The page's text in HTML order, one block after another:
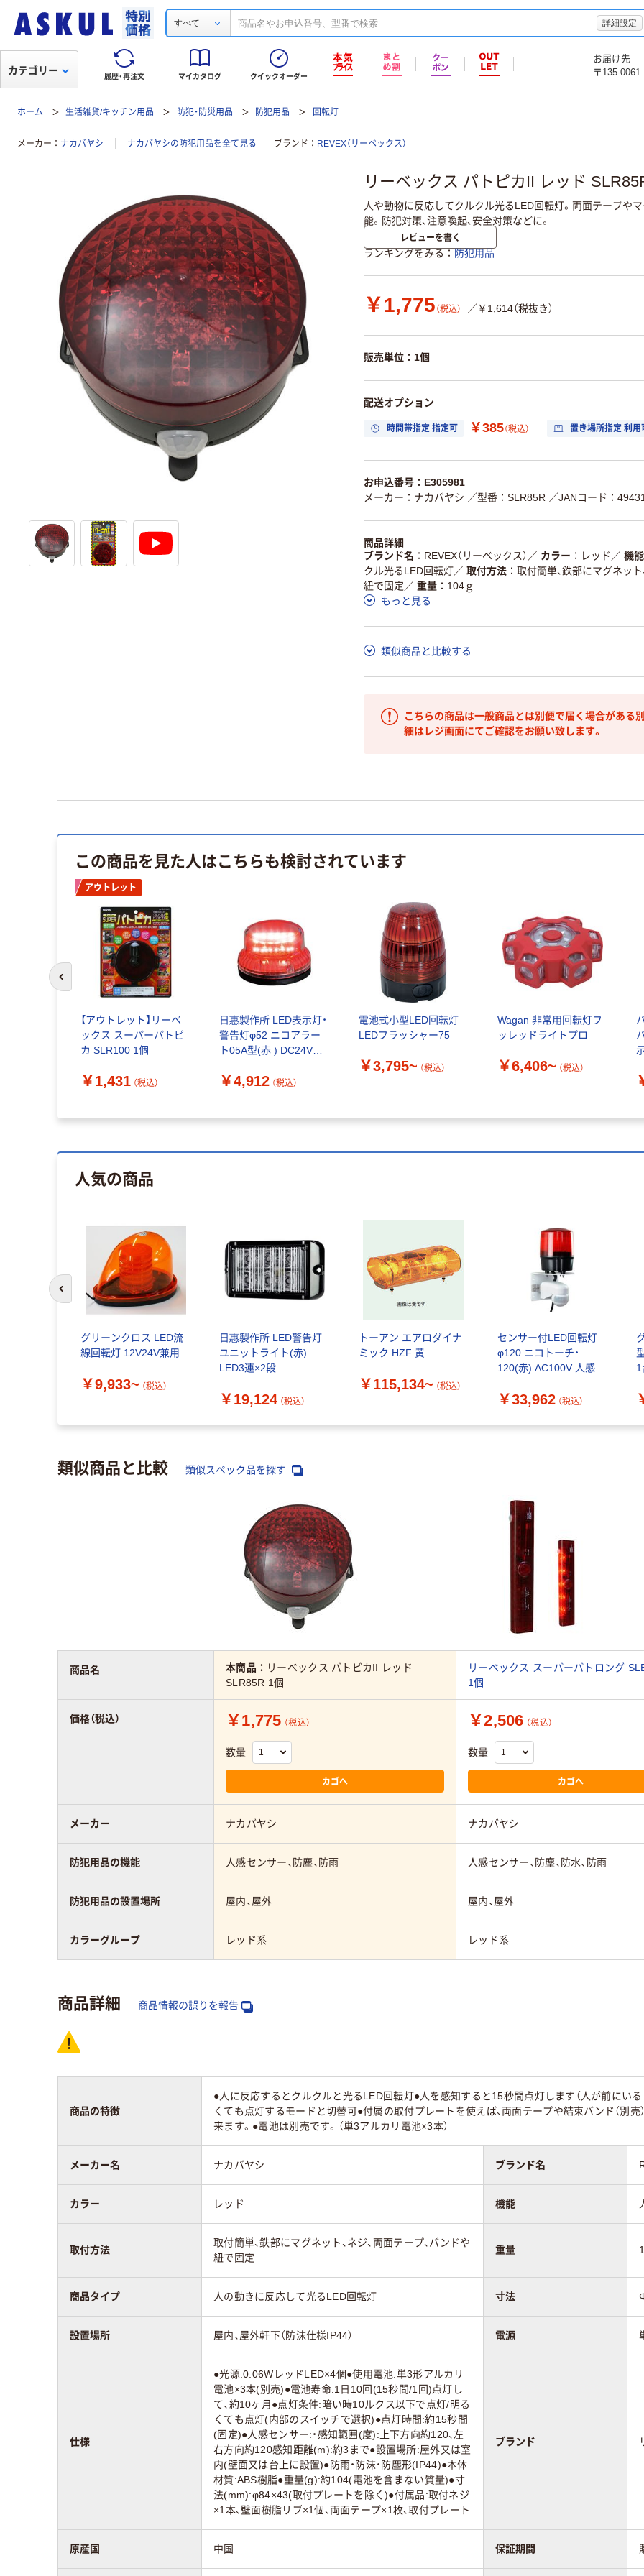
すべて 詳細設定
履歴・再注文 マイカタログ クイックオーダー
お届け先
〒135-0061
カテゴリー
ホーム 生活雑貨/キッチン用品 防犯・防災用品 防犯用品 回転灯
メーカー ナカバヤシ ナカバヤシの防犯用品を全て見る ブランド REVEX（リーベックス）
リーベックス パトピカII レッド
人や動物に反応してクルクル光るLED回転灯。両面テープや
能。防犯対策、注意喚起、安全対策などに。
レビューを書く
ランキングをみる 防犯用品
￥1,775 （税込） ／￥1,614（税抜き）
販売単位：1個
配送オプション
時間帯指定 指定可 ￥385（税込） 置き場所指定 利用
お申込番号：E305981
メーカー：ナカバヤシ ／型番：SLR85R ／JANコード：
商品詳細
ブランド名
REVEX（リーベックス） ／ カラー レッド ／ 機能
クル光るLED回転灯／ 取付方法
取付簡単、鉄部にマグネット
紐で固定 ／ 重量
104ｇ
もっと見る
類似商品と比較する
こちらの商品は一般商品とは別便で届く場合がある
細はレジ画面にてご確認をお願い致します。
この商品を見た人はこちらも検討されています
アウトレット
【アウトレット】リーベ
ックス スーパーパトピ
カ SLR100 1個
￥1,431 （税込）
日惠製作所 LED表示灯・
警告灯φ52 ニコアラー
ト05A型(赤 ) DC24V
62-8143-61（直送品）
￥4,912 （税込）
電池式小型LED回転灯
LEDフラッシャー75
￥3,795~ （税込）
Wagan 非常用回転灯フ
ッレッドライトプロ
￥6,406~ （税込）
前のスライドへ
人気の商品
グリーンクロス LED流
線回転灯 12V24V兼用
￥9,933~ （税込）
日惠製作所 LED警告灯
ユニットライト(赤)
LED3連×2段
3749-44（直送品）
￥19,124 （税込）
トーアン エアロダイナ
ミック HZF 黄
￥115,134~ （税込）
センサー付LED回転灯
φ120 ニコトーチ・
120(赤) AC100V 人感セ
VL12R-100BPR/UJ 1個
￥33,962 （税込）
1
前のスライドへ
類似商品と比較 類似スペック品を探す
商品名 本商品： リーベックス パトピカII レッド
SLR85R 1個
リーベックス スーパーパトロング
1個
価格（税込） ￥1,775 （税込）
数量
カゴへ
￥2,506 （税込）
数量
カゴへ
メーカー ナカバヤシ ナカバヤシ
防犯用品の機能 人感センサー、防塵、防雨 人感センサー、防塵、防水、防雨
防犯用品の設置場所 屋内、屋外 屋内、屋外
カラーグループ レッド系 レッド系
商品詳細 商品情報の誤りを報告
商品の特徴
●人に反応するとクルクルと光るLED回転灯●人を感知すると15秒間点灯します（人が前にい
くても点灯するモードと切替可●付属の取付プレートを使えば、両面テープや結束バンド（別
来ます。●電池は別売です。（単3アルカリ電池×3本）
メーカー名 ナカバヤシ ブランド名
カラー レッド 機能
取付方法
取付簡単、鉄部にマグネット、ネジ、両面テープ、バンドや
紐で固定
重量
商品タイプ 人の動きに反応して光るLED回転灯 寸法
設置場所 屋内、屋外軒下（防沫仕様IP44） 電源
仕様
●光源:0.06WレッドLED×4個●使用電池:単3形アルカリ
電池×3本(別売)●電池寿命:1日10回(15秒間/1回)点灯し
て、約10ヶ月●点灯条件:暗い時10ルクス以下で点灯/明る
くても点灯(内部のスイッチで選択)●点灯時間:約15秒間
(固定)●人感センサー:・感知範囲(度):上下方向約120、左
右方向約120感知距離(m):約3まで●設置場所:屋外又は室
内(壁面又は台上に設置)●防雨・防沫・防塵形(IP44)●本体
材質:ABS樹脂●重量(g):約104(電池を含まない質量)●寸
法(mm):φ84×43(取付プレートを除く)●付属品:取付ネジ
×1本、壁面樹脂リブ×1個、両面テープ×1枚、取付プレート
ブランド
原産国 中国 保証期間